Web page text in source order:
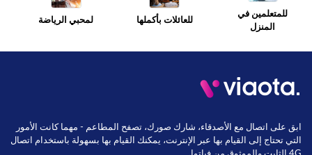
للمتعلمين في
المنزل
للعائلات بأكملها لمحبي الرياضة
ابق على اتصال مع الأصدقاء، شارك صورك، تصفح المطاعم - مهما كانت الأمور
التي تحتاج إلى القيام بها عبر الإنترنت، يمكنك القيام بها بسهولة باستخدام اتصال